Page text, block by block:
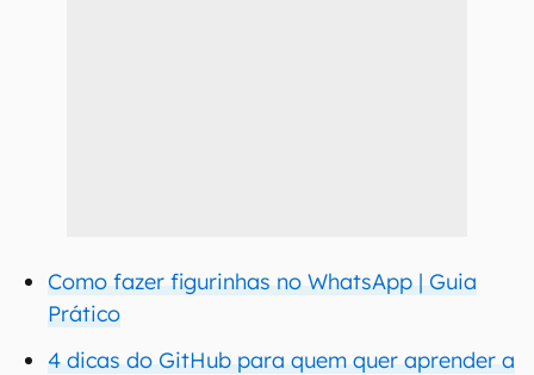
Como fazer figurinhas no WhatsApp | Guia
Prático
4 dicas do GitHub para quem quer aprender a